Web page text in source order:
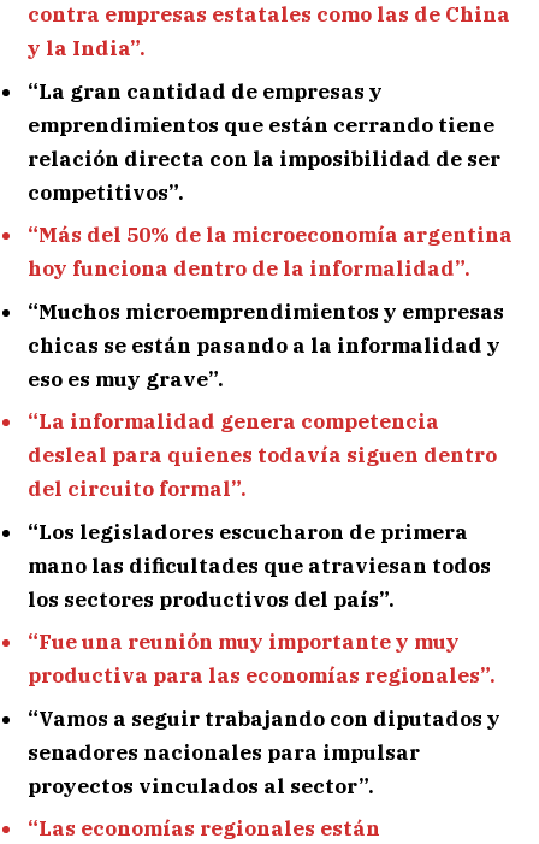
contra empresas estatales como las de China
y la India”.
“La gran cantidad de empresas y
emprendimientos que están cerrando tiene
relación directa con la imposibilidad de ser
competitivos”.
“Más del 50% de la microeconomía argentina
hoy funciona dentro de la informalidad”.
“Muchos microemprendimientos y empresas
chicas se están pasando a la informalidad y
eso es muy grave”.
“La informalidad genera competencia
desleal para quienes todavía siguen dentro
del circuito formal”.
“Los legisladores escucharon de primera
mano las dificultades que atraviesan todos
los sectores productivos del país”.
“Fue una reunión muy importante y muy
productiva para las economías regionales”.
“Vamos a seguir trabajando con diputados y
senadores nacionales para impulsar
proyectos vinculados al sector”.
“Las economías regionales están